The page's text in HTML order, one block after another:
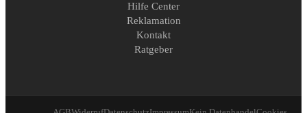
Hilfe Center
Reklamation
Kontakt
Ratgeber